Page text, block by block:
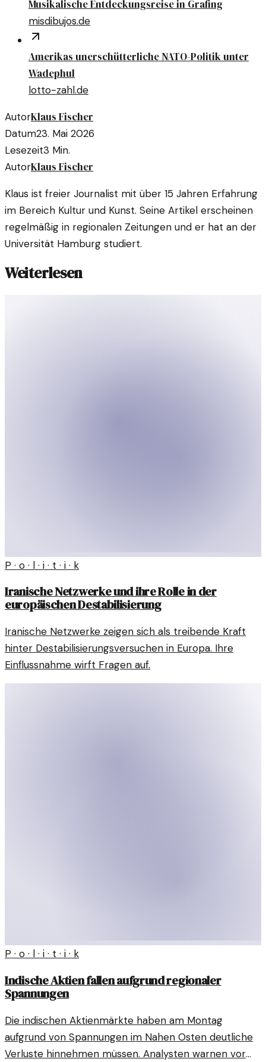
Musikalische Entdeckungsreise in Grafing
misdibujos.de
Amerikas unerschütterliche NATO-Politik unter
Wadephul
lotto-zahl.de
AutorKlaus Fischer
Datum23. Mai 2026
Lesezeit3 Min.
AutorKlaus Fischer
Klaus ist freier Journalist mit über 15 Jahren Erfahrung
im Bereich Kultur und Kunst. Seine Artikel erscheinen
regelmäßig in regionalen Zeitungen und er hat an der
Universität Hamburg studiert.
Weiterlesen
P · o · l · i · t · i · k
Iranische Netzwerke und ihre Rolle in der
europäischen Destabilisierung
Iranische Netzwerke zeigen sich als treibende Kraft
hinter Destabilisierungsversuchen in Europa. Ihre
Einflussnahme wirft Fragen auf.
P · o · l · i · t · i · k
Indische Aktien fallen aufgrund regionaler
Spannungen
Die indischen Aktienmärkte haben am Montag
aufgrund von Spannungen im Nahen Osten deutliche
Verluste hinnehmen müssen. Analysten warnen vor